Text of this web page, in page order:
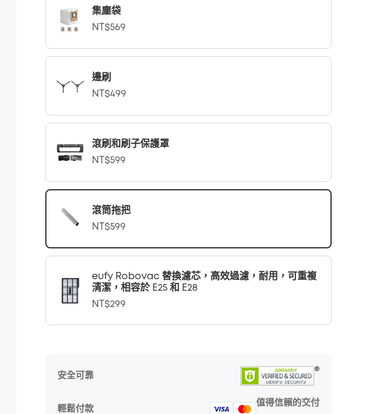
集塵袋
NT$569
邊刷
NT$499
滾刷和刷子保護罩
NT$599
滾筒拖把
NT$599
eufy Robovac 替換濾芯，高效過濾，耐用，可重複
清潔，相容於 E25 和 E28
NT$299
安全可靠
輕鬆付款
值得信賴的交付